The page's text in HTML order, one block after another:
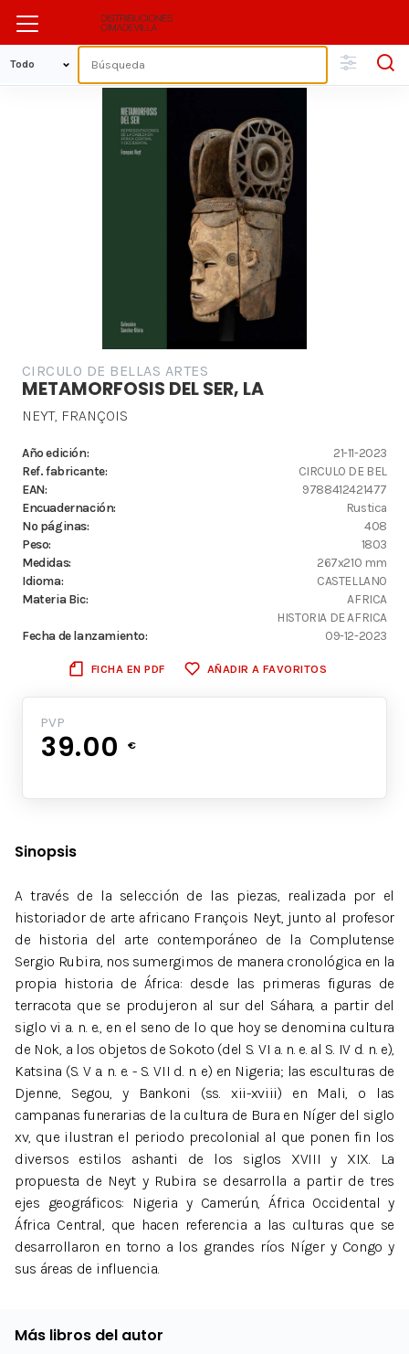
CIRCULO DE BELLAS ARTES
METAMORFOSIS DEL SER, LA
NEYT, FRANÇOIS
Año edición:
21-11-2023
Ref. fabricante:
CIRCULO DE BEL
EAN:
9788412421477
Encuadernación:
Rustica
Nº páginas:
408
Peso:
1803
Medidas:
267x210 mm
Idioma:
CASTELLANO
Materia Bic:
AFRICA
HISTORIA DE AFRICA
Fecha de lanzamiento:
09-12-2023
FICHA EN PDF AÑADIR A FAVORITOS
PVP
39.00 €
Sinopsis
A través de la selección de las piezas, realizada por el
historiador de arte africano François Neyt, junto al profesor
de historia del arte contemporáneo de la Complutense
Sergio Rubira, nos sumergimos de manera cronológica en la
propia historia de África: desde las primeras figuras de
terracota que se produjeron al sur del Sáhara, a partir del
siglo vi a. n. e., en el seno de lo que hoy se denomina cultura
de Nok, a los objetos de Sokoto (del S. VI a. n. e. al S. IV d. n. e),
Katsina (S. V a. n. e. - S. VII d. n. e) en Nigeria; las esculturas de
Djenne, Segou, y Bankoni (ss. xii-xviii) en Mali, o las
campanas funerarias de la cultura de Bura en Níger del siglo
xv, que ilustran el periodo precolonial al que ponen fin los
diversos estilos ashanti de los siglos XVIII y XIX. La
propuesta de Neyt y Rubira se desarrolla a partir de tres
ejes geográficos: Nigeria y Camerún, África Occidental y
África Central, que hacen referencia a las culturas que se
desarrollaron en torno a los grandes ríos Níger y Congo y
sus áreas de influencia.
Más libros del autor